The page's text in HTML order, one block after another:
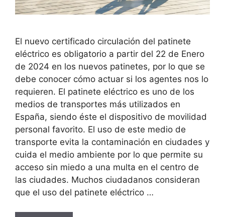
El nuevo certificado circulación del patinete
eléctrico es obligatorio a partir del 22 de Enero
de 2024 en los nuevos patinetes, por lo que se
debe conocer cómo actuar si los agentes nos lo
requieren. El patinete eléctrico es uno de los
medios de transportes más utilizados en
España, siendo éste el dispositivo de movilidad
personal favorito. El uso de este medio de
transporte evita la contaminación en ciudades y
cuida el medio ambiente por lo que permite su
acceso sin miedo a una multa en el centro de
las ciudades. Muchos ciudadanos consideran
que el uso del patinete eléctrico …